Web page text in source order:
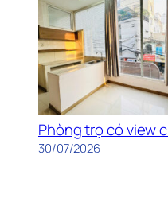
Phòng trọ có view
30/07/2026